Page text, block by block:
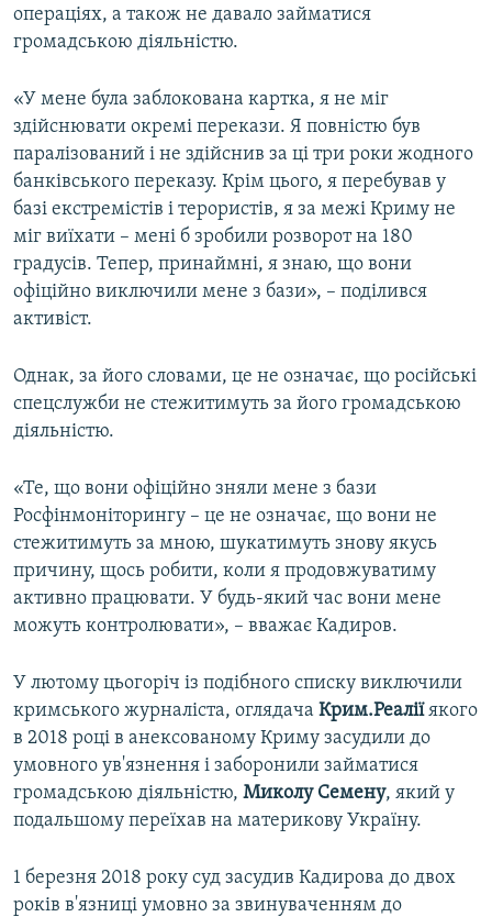
операціях, а також не давало займатися
громадською діяльністю.
«У мене була заблокована картка, я не міг
здійснювати окремі перекази. Я повністю був
паралізований і не здійснив за ці три роки жодного
банківського переказу. Крім цього, я перебував у
базі екстремістів і терористів, я за межі Криму не
міг виїхати – мені б зробили розворот на 180
градусів. Тепер, принаймні, я знаю, що вони
офіційно виключили мене з бази», – поділився
активіст.
Однак, за його словами, це не означає, що російські
спецслужби не стежитимуть за його громадською
діяльністю.
«Те, що вони офіційно зняли мене з бази
Росфінмоніторингу – це не означає, що вони не
стежитимуть за мною, шукатимуть знову якусь
причину, щось робити, коли я продовжуватиму
активно працювати. У будь-який час вони мене
можуть контролювати», – вважає Кадиров.
У лютому цьогоріч із подібного списку виключили
кримського журналіста, оглядача Крим.Реаліїякого
в 2018 році в анексованому Криму засудили до
умовного ув'язнення і заборонили займатися
громадською діяльністю, Миколу Семену, який у
подальшому переїхав на материкову Україну.
1 березня 2018 року суд засудив Кадирова до двох
років в'язниці умовно за звинуваченням до